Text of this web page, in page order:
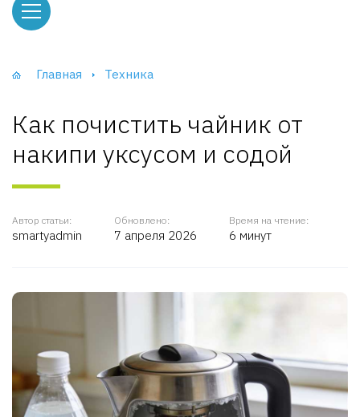
Главная Техника
Как почистить чайник от
накипи уксусом и содой
Автор статьи:
smartyadmin
Обновлено:
7 апреля 2026
Время на чтение:
6 минут
и тумбы